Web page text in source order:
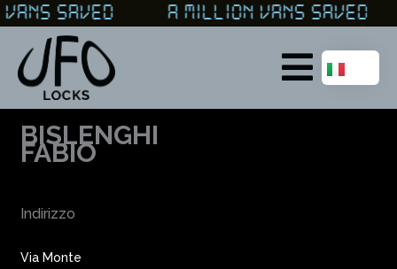
Vai
al
contenuto
VANS SAVED A MILLION VANS
Main
Menu
BISLENGHI
FABIO
Indirizzo
Via Monte